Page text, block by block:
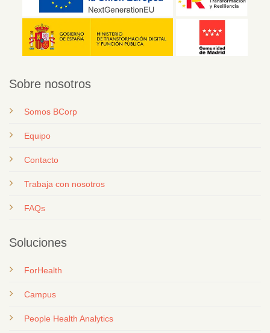
Sobre nosotros
Somos BCorp
Equipo
Contacto
Trabaja con nosotros
FAQs
Soluciones
ForHealth
Campus
People Health Analytics